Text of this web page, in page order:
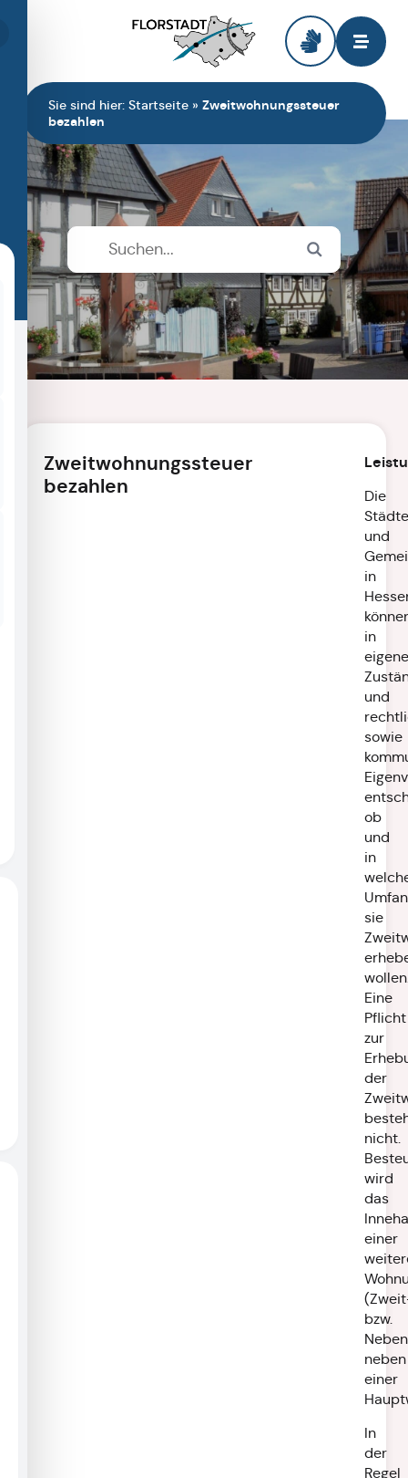
Sie sind hier: Startseite » Zweitwohnungssteuer
bezahlen
Zweitwohnungssteuer
bezahlen
Die
Städte
und
in
in
und
sowie
ob
und
in
sie
Eine
Pflicht
zur
der
nicht.
wird
das
einer
bzw.
neben
einer
In
der
Regel